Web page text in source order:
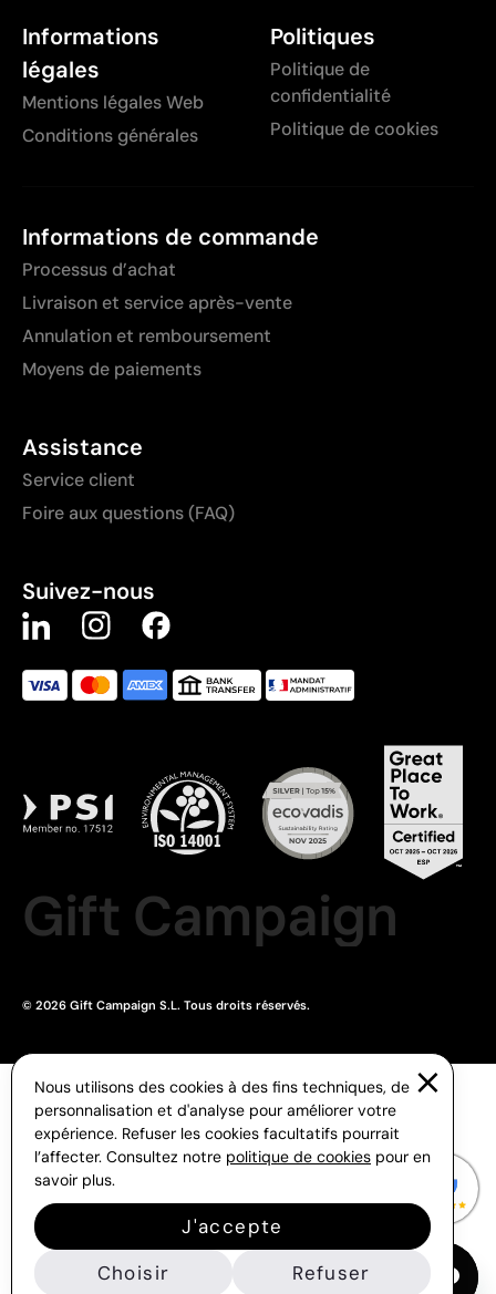
Informations
légales
Mentions légales Web
Conditions générales
Politiques
Politique de
confidentialité
Politique de cookies
Informations de commande
Processus d’achat
Livraison et service après-vente
Annulation et remboursement
Moyens de paiements
Assistance
Service client
Foire aux questions (FAQ)
Suivez-nous
Gift Campaign
© 2026 Gift Campaign S.L. Tous droits réservés.
Nous utilisons des cookies à des fins techniques, de
personnalisation et d'analyse pour améliorer votre
expérience. Refuser les cookies facultatifs pourrait
l’affecter. Consultez notre politique de cookies pour en
savoir plus.
J'accepte
Choisir
Refuser